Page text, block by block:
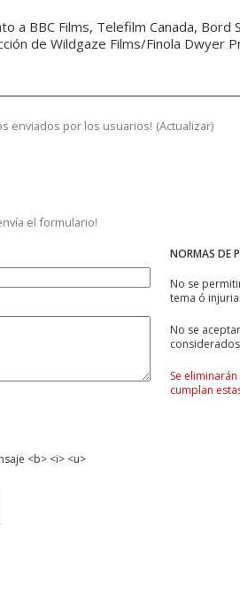
a BBC Films, Telefilm Canada, Bord
de Wildgaze Films/Finola Dwyer
enviados por los usuarios! (Actualizar)
el formulario!
NORMAS DE
No se
tema ó
No se
Se
cumplan
<b> <i> <u>